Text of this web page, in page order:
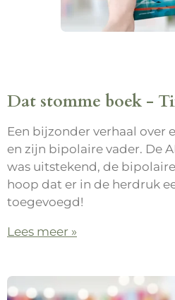
Dat stomme boek -
Een bijzonder verhaal over
en zijn bipolaire vader. De
was uitstekend, de
hoop dat er in de herdruk
toegevoegd!
Lees meer »